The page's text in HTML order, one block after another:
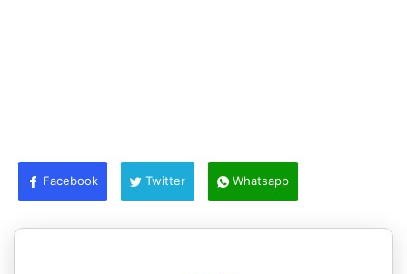
Facebook Twitter Whatsapp